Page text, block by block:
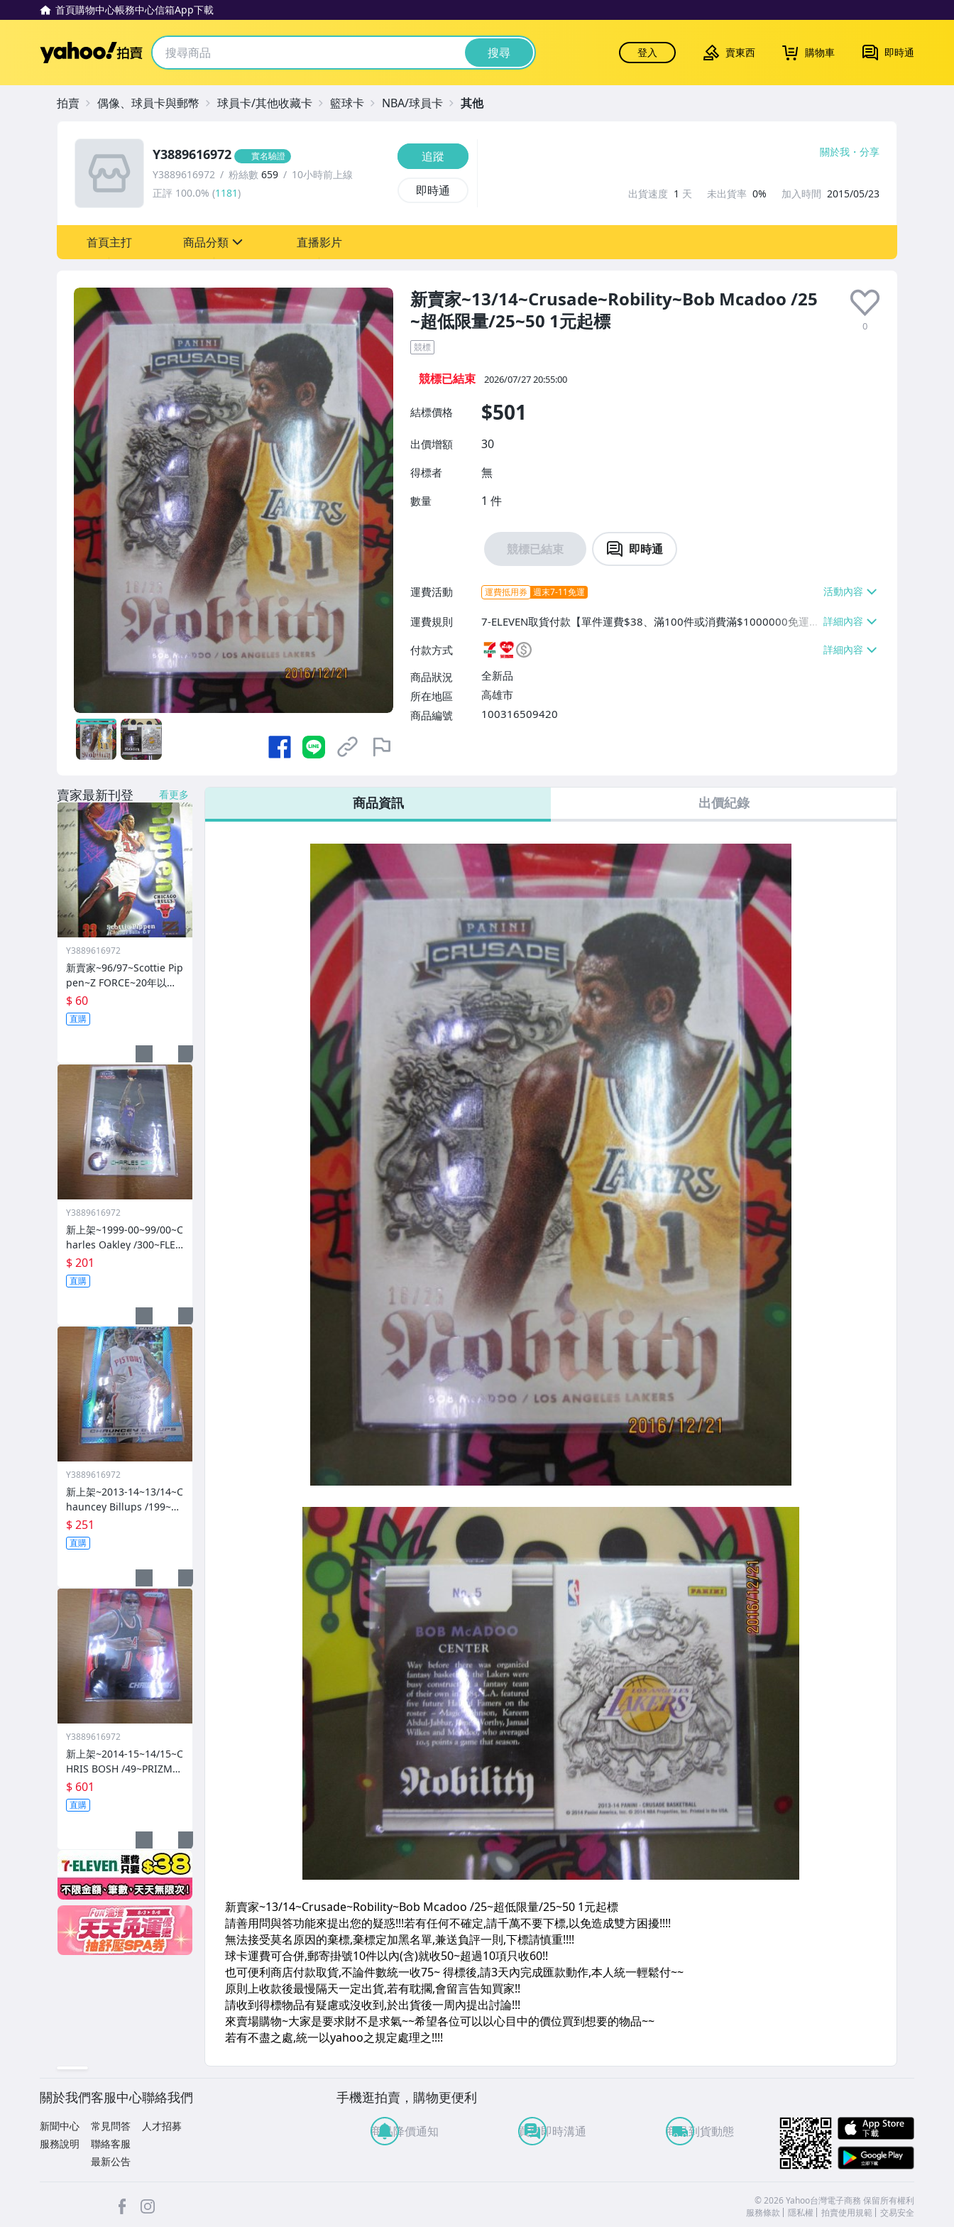
首頁購物中心帳務中心信箱App下載
Yahoo拍賣 搜尋 登入 賣東西 購物車 即時通
新賣家~13/14~Crusade~Robility~Bob Mcadoo /25
~超低限量/25~50 1元起標
0
競標
競標已結束 2026/07/27 20:55:00
結標價格 $501
出價增額 30
得標者 無
數量 1 件
競標已結束 即時通
運費活動 運費抵用券 週末7-11免運
運費規則
7-ELEVEN取貨付款【單件運費$38、滿100件或消費滿$1000000免運
費】、7-ELEVEN取貨不付款【單件運費$38】、萊爾富取貨付款【單件
運費$60、滿50件或消費滿$300000免運費】、郵局掛號【單件運費$5
0、滿30件或消費滿$30000免運費】
付款方式
商品狀況
全新品
所在地區
高雄市
商品編號
100316509420
Y3889616972 實名驗證
Y3889616972 粉絲數 659
10小時前上線
正評 100.0% (1181)
追蹤
即時通
關於我 分享
出貨速度 1 天 未出貨率 0% 加入時間 2015/05/23
首頁主打 商品分類 直播影片
拍賣 偶像、球員卡與郵幣 球員卡/其他收藏卡 籃球卡 NBA/球員卡 其他
商品資訊 出價紀錄
賣家最新刊登 看更多
Y3889616972
新賣家~96/97~Scottie Pip
pen~Z FORCE~20年以上
歷史~無限量~
$ 60
直購
Y3889616972
新上架~1999-00~99/00~C
harles Oakley /300~FLEE
R~~限量/300~1060114-1
$ 201
直購
Y3889616972
新上架~2013-14~13/14~C
hauncey Billups /199~PR
IZM~SILVER~藍亮~限量/1
99~1060114-1
$ 251
直購
Y3889616972
新上架~2014-15~14/15~C
HRIS BOSH /49~PRIZM~S
ILVER~紅亮~低限量/49~1
060114-1
$ 601
直購
關於我們
新聞中心
服務說明
客服中心
常見問答
聯絡客服
最新公告
聯絡我們
人才招募
手機逛拍賣，購物更便利
商品降價通知 買賣即時溝通 商品到貨動態
facebook ©2026 Yahoo台灣電子商務 保留所有權利
服務條款
隱私權 拍賣使用規範 交易安全